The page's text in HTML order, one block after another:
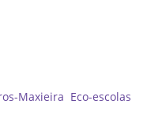
Maxieira Eco-escolas